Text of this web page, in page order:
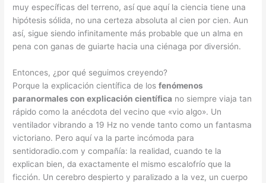
muy específicas del terreno, así que aquí la ciencia tiene una
hipótesis sólida, no una certeza absoluta al cien por cien. Aun
así, sigue siendo infinitamente más probable que un alma en
pena con ganas de guiarte hacia una ciénaga por diversión.
Entonces, ¿por qué seguimos creyendo?
Porque la explicación científica de losfenómenos
paranormales con explicación científica no siempre viaja tan
rápido como la anécdota del vecino que «vio algo». Un
ventilador vibrando a 19 Hz no vende tanto como un fantasma
victoriano. Pero aquí va la parte incómoda para
sentidoradio.com y compañía: la realidad, cuando te la
explican bien, da exactamente el mismo escalofrío que la
ficción. Un cerebro despierto y paralizado a la vez, un cuerpo